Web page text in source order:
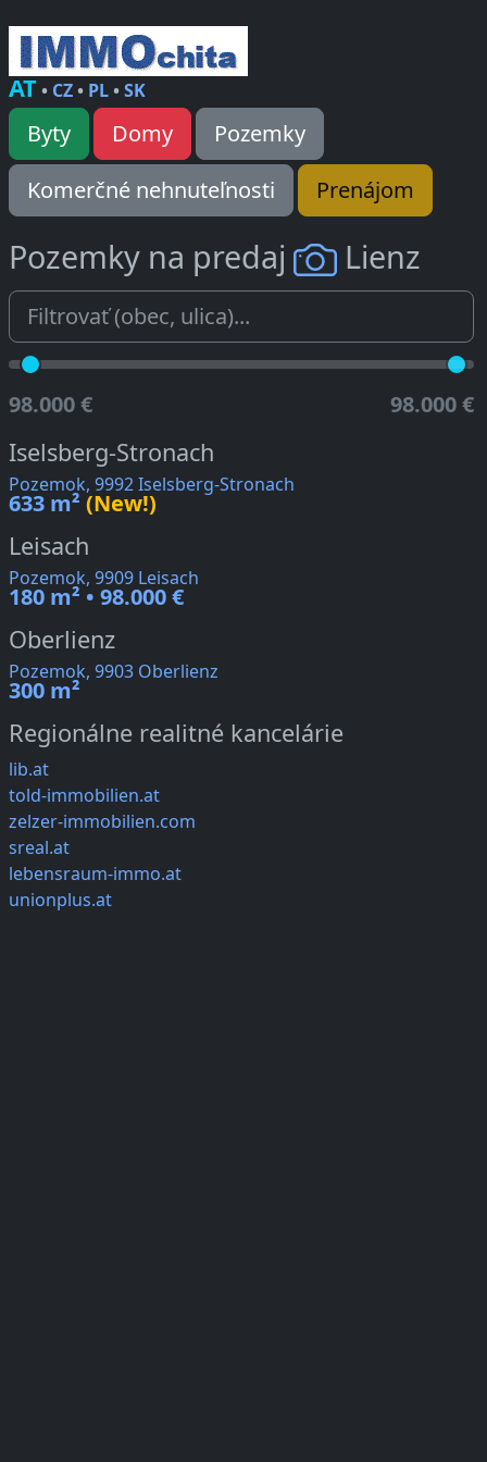
AT• CZ• PL•SK
Byty Domy
Pozemky
Komerčné nehnuteľnosti
Prenájom
Pozemky na predaj Lienz
98.000 € 98.000 €
Iselsberg-Stronach
Pozemok, 9992 Iselsberg-Stronach
633 m² (New!)
Leisach
Pozemok, 9909 Leisach
180 m² • 98.000 €
Oberlienz
Pozemok, 9903 Oberlienz
300 m²
Regionálne realitné kancelárie
lib.at
told-immobilien.at
zelzer-immobilien.com
sreal.at
lebensraum-immo.at
unionplus.at